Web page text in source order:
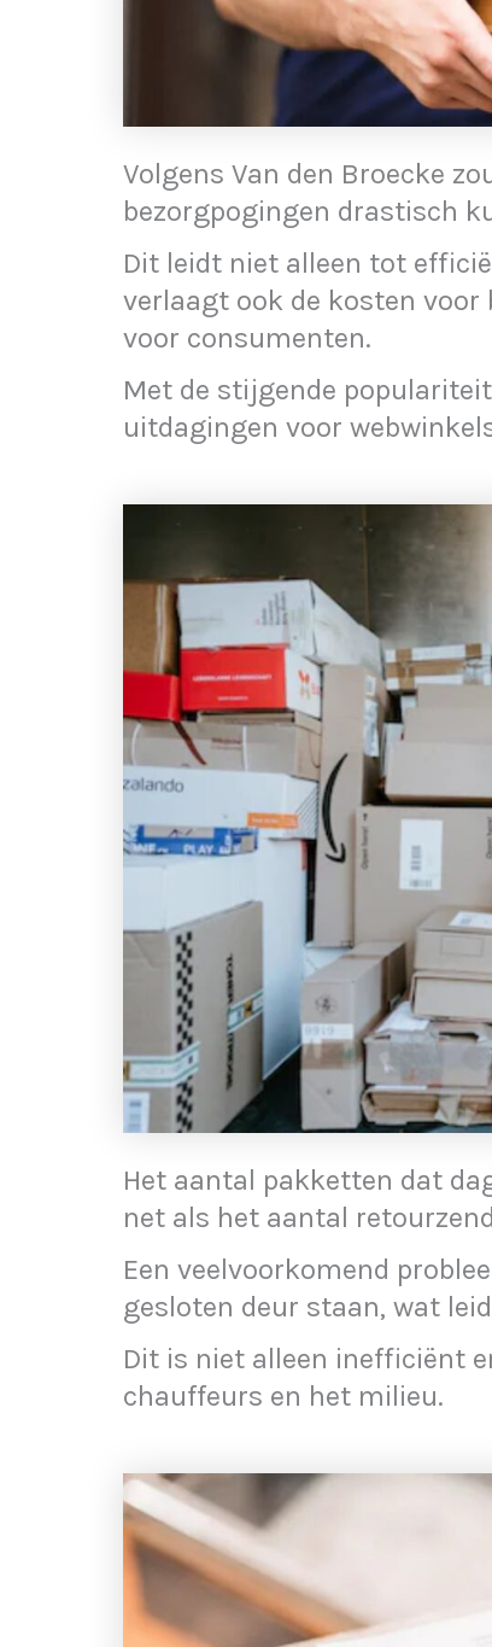
Volgens Van den Broecke
bezorgpogingen drastisch
Dit leidt niet alleen tot
verlaagt ook de kosten
voor consumenten.
Met de stijgende
uitdagingen voor
Het aantal pakketten dat
net als het aantal
Een veelvoorkomend
gesloten deur staan, wat
Dit is niet alleen inefficiënt
chauffeurs en het milieu.